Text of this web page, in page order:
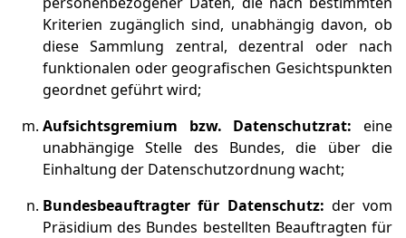
Kriterien zugänglich sind, unabhängig davon, ob
diese Sammlung zentral, dezentral oder nach
funktionalen oder geografischen Gesichtspunkten
geordnet geführt wird;
Aufsichtsgremium bzw. Datenschutzrat: eine
unabhängige Stelle des Bundes, die über die
Einhaltung der Datenschutzordnung wacht;
Bundesbeauftragter für Datenschutz: der vom
Präsidium des Bundes bestellten Beauftragten für